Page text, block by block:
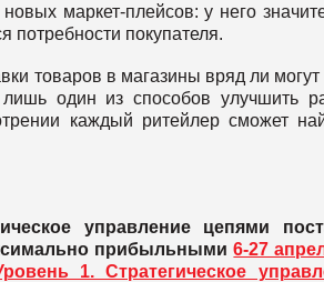
маркет-плейсов: у него
потребности покупателя.
товаров в магазины вряд ли
один из способов улучшить
каждый ритейлер сможет
управление цепями
прибыльными6-27
1. Стратегическое